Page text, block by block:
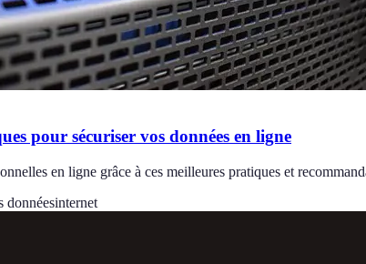
pour sécuriser vos données en ligne
en ligne grâce à ces meilleures pratiques et
donnéesinternet